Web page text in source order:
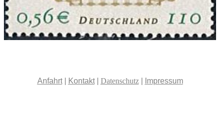
Anfahrt| Kontakt| Datenschutz| Impressum